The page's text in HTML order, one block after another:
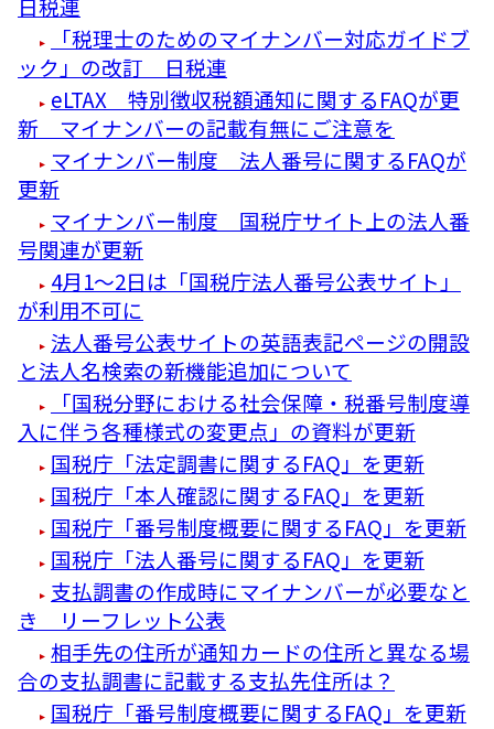
日税連
「税理士のためのマイナンバー対応ガイドブ
ック」の改訂 日税連
eLTAX 特別徴収税額通知に関するFAQが更
新 マイナンバーの記載有無にご注意を
マイナンバー制度 法人番号に関するFAQが
更新
マイナンバー制度 国税庁サイト上の法人番
号関連が更新
4月1～2日は「国税庁法人番号公表サイト」
が利用不可に
法人番号公表サイトの英語表記ページの開設
と法人名検索の新機能追加について
「国税分野における社会保障・税番号制度導
入に伴う各種様式の変更点」の資料が更新
国税庁「法定調書に関するFAQ」を更新
国税庁「本人確認に関するFAQ」を更新
国税庁「番号制度概要に関するFAQ」を更新
国税庁「法人番号に関するFAQ」を更新
支払調書の作成時にマイナンバーが必要なと
き リーフレット公表
相手先の住所が通知カードの住所と異なる場
合の支払調書に記載する支払先住所は？
国税庁「番号制度概要に関するFAQ」を更新